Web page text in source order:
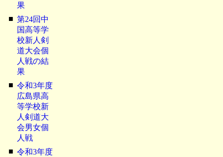
果
■ 第24回中
国高等学
校新人剣
道大会個
人戦の結
果
■ 令和3年度
広島県高
等学校新
人剣道大
会男女個
人戦
■ 令和3年度